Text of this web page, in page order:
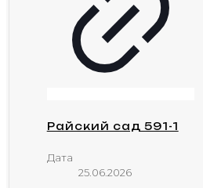
Райский сад 591-1
Дата
25.06.2026